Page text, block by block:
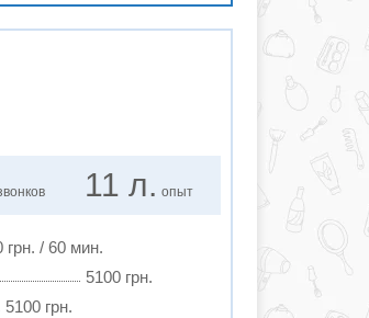
11 л. опыт
грн. / 60 мин.
5100 грн.
5100 грн.